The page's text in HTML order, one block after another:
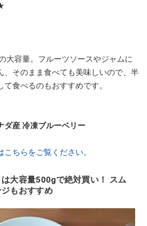
大容量。フルーツソースやジャムに
、そのまま食べても美味しいので、半
食べるのもおすすめです。
産 冷凍ブルーベリー
こちらをご覧ください。
は大容量500gで絶対買い！ スム
もおすすめ